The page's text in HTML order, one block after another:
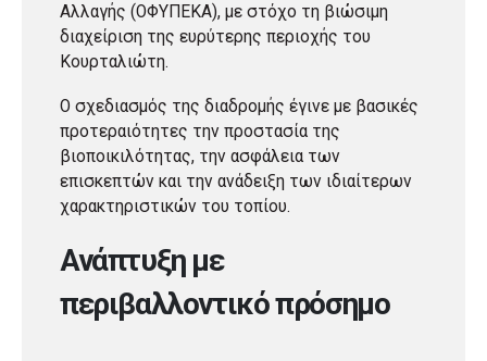
Αλλαγής (ΟΦΥΠΕΚΑ), με στόχο τη βιώσιμη
διαχείριση της ευρύτερης περιοχής του
Κουρταλιώτη.
Ο σχεδιασμός της διαδρομής έγινε με βασικές
προτεραιότητες την προστασία της
βιοποικιλότητας, την ασφάλεια των
επισκεπτών και την ανάδειξη των ιδιαίτερων
χαρακτηριστικών του τοπίου.
Ανάπτυξη με
περιβαλλοντικό πρόσημο